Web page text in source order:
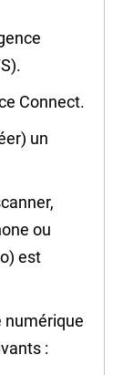
Connect.
un
ou
est
numérique
: